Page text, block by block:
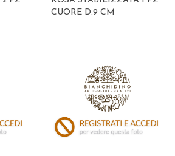
CUORE D.9 CM